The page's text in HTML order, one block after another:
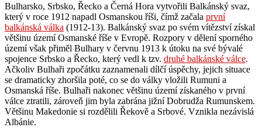
Bulharsko, Srbsko, Řecko a Černá Hora vytvořili Balkánský svaz,
který v roce 1912 napadl Osmanskou říši, čímž začala první
balkánská válka (1912-13). Balkánský svaz po svém vítězství získal
většinu území Osmanské říše v Evropě. Rozpory v dělení sporného
území však přiměl Bulhary v červnu 1913 k útoku na své bývalé
spojence Srbsko a Řecko, který vedl k tzv. druhé balkánské válce.
Ačkoliv Bulhaři zpočátku zaznamenali dílčí úspěchy, jejich situace
se dramaticky zhoršila poté, co se do války vložili Rumuni a
Osmanská říše. Bulhaři nakonec většinu území získaného v první
válce ztratili, zároveň jim byla zabrána jižní Dobrudža Rumunskem.
Většinu Makedonie si rozdělili Řekově a Srbové. Vznikla nezávislá
Albánie.